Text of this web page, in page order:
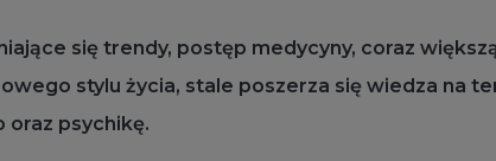
się trendy, postęp medycyny, coraz
stylu życia, stale poszerza się wiedza na
oraz psychikę.